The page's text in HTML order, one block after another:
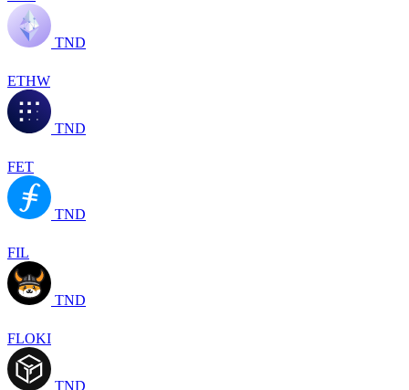
TND
ETHW
TND
FET
TND
FIL
TND
FLOKI
TND